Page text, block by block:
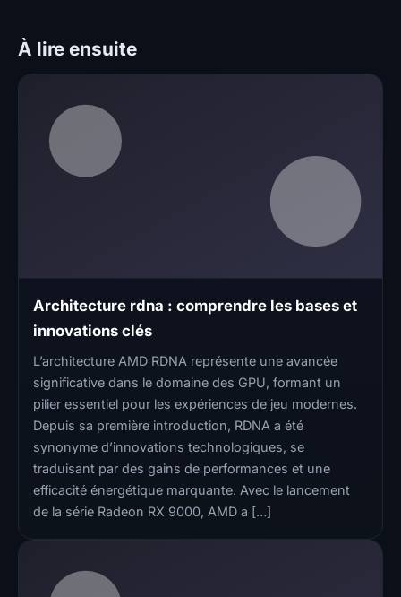
À lire ensuite
Architecture rdna : comprendre les bases et
innovations clés
L’architecture AMD RDNA représente une avancée
significative dans le domaine des GPU, formant un
pilier essentiel pour les expériences de jeu modernes.
Depuis sa première introduction, RDNA a été
synonyme d’innovations technologiques, se
traduisant par des gains de performances et une
efficacité énergétique marquante. Avec le lancement
de la série Radeon RX 9000, AMD a […]